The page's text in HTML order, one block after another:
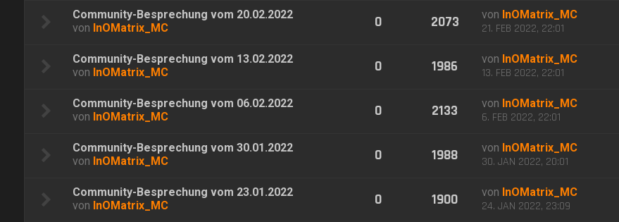
Community-Besprechung vom 20.02.2022
von InOMatrix_MC 0 2073 von InOMatrix_MC
21. FEB 2022, 22:01
Community-Besprechung vom 13.02.2022
von InOMatrix_MC 0 1986 von InOMatrix_MC
13. FEB 2022, 22:01
Community-Besprechung vom 06.02.2022
von InOMatrix_MC 0 2133 von InOMatrix_MC
6. FEB 2022, 22:01
Community-Besprechung vom 30.01.2022
von InOMatrix_MC 0 1988 von InOMatrix_MC
30. JAN 2022, 20:01
Community-Besprechung vom 23.01.2022
von InOMatrix_MC 0 1900 von InOMatrix_MC
24. JAN 2022, 23:09